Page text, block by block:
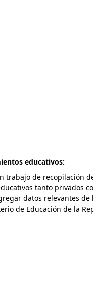
educativos:
trabajo de recopilación
tanto privados
datos relevantes
de Educación de la